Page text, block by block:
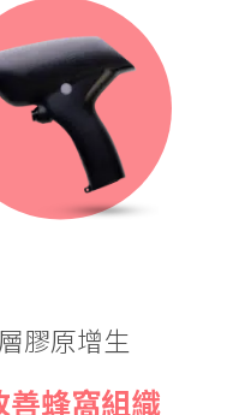
膠原增生
善蜂窩組織